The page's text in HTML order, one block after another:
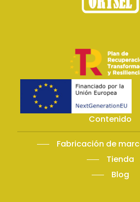
Contenido
Fabricación de
Tienda
Blog